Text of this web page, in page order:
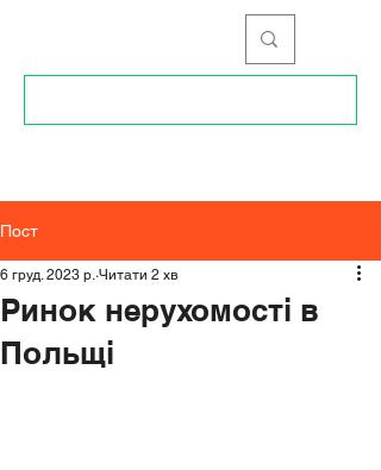
Пост
Ринок нерухомості в
Польщі
6 груд. 2023 р. Читати 2 хв